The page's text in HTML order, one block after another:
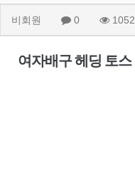
비회원 0 1052
여자배구 헤딩 토스